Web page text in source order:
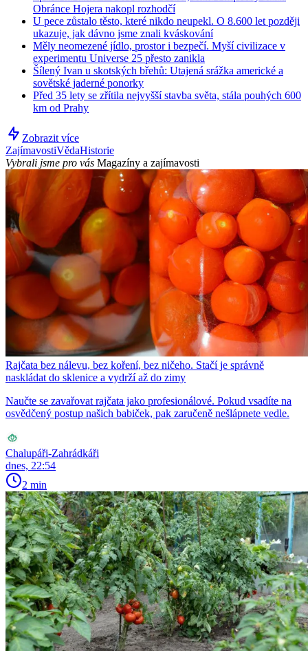
Obránce Hojera nakopl rozhodčí
U pece zůstalo těsto, které nikdo neupekl. O 8.600 let později
ukazuje, jak dávno jsme znali kváskování
Měly neomezené jídlo, prostor i bezpečí. Myší civilizace v
experimentu Universe 25 přesto zanikla
Šílený Ivan u skotských břehů: Utajená srážka americké a
sovětské jaderné ponorky
Před 35 lety se zřítila nejvyšší stavba světa, stála pouhých 600
km od Prahy
Zobrazit více
ZajímavostiVědaHistorie
Vybrali jsme pro vás Magazíny a zajímavosti
Rajčata bez nálevu, bez koření, bez ničeho. Stačí je správně
naskládat do sklenice a vydrží až do zimy
Naučte se zavařovat rajčata jako profesionálové. Pokud vsadíte na
osvědčený postup našich babiček, pak zaručeně nešlápnete vedle.
Chalupáři-Zahrádkáři
dnes, 22:54
2 min